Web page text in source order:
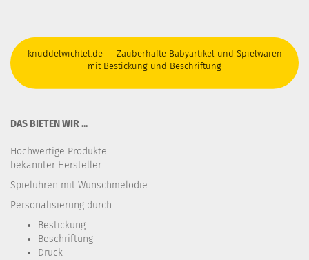
knuddelwichtel.de Zauberhafte Babyartikel und Spielwaren
mit Bestickung und Beschriftung
DAS BIETEN WIR ...
Hochwertige Produkte
bekannter Hersteller
Spieluhren mit Wunschmelodie
Personalisierung durch
Bestickung​
Beschriftung
Druck